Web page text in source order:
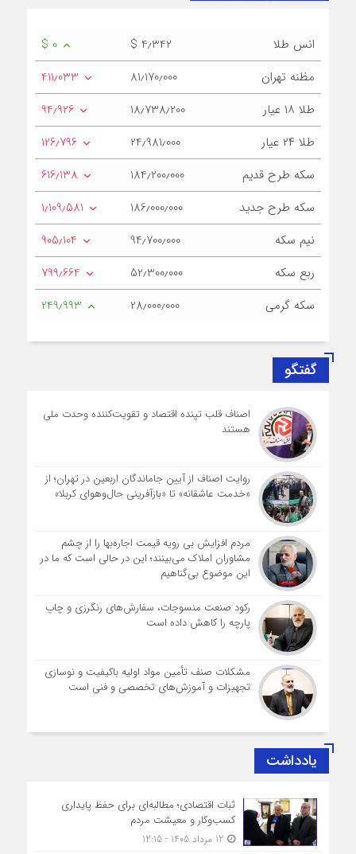
انس طلا $ 4٫342
$ 0
مظنه تهران
81٫170٫000
411٫033
طلا ۱۸ عیار
18٫738٫200
94٫926
طلا ۲۴ عیار
24٫981٫000
126٫796
سکه طرح قدیم
184٫200٫000
616٫138
سکه طرح جدید
186٫000٫000
1٫109٫581
نیم سکه
94٫700٫000
905٫104
ربع سکه
52٫300٫000
799٫664
سکه گرمی
28٫000٫000 249٫993
گفتگو
اصناف قلب تپنده اقتصاد و تقویت‌کننده وحدت ملی
هستند
روایت اصناف از آیین جاماندگان اربعین در تهران؛ از
«خدمت عاشقانه» تا «بازآفرینی حال‌وهوای کربلا»
مردم افزایش بی رویه قیمت اجاره‌بها را از چشم
مشاوران املاک می‌بینند؛ این در حالی است که ما در
این موضوع بی‌گناهیم
رکود صنعت منسوجات، سفارش‌های رنگرزی و چاپ
پارچه را کاهش داده است
مشکلات صنف تأمین مواد اولیه باکیفیت و نوسازی
تجهیزات و آموزش‌های تخصصی و فنی است
یادداشت
ثبات اقتصادی؛ مطالبه‌ای برای حفظ پایداری
کسب‌وکار و معیشت مردم